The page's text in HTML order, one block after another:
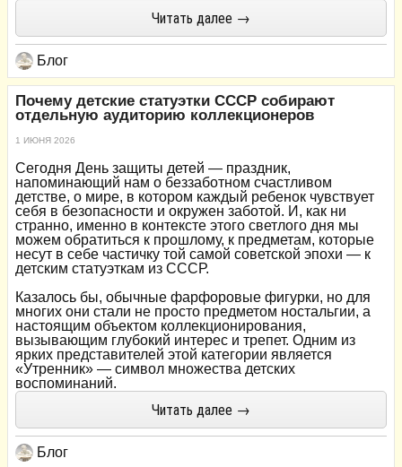
Читать далее →
Блог
Почему детские статуэтки СССР собирают
отдельную аудиторию коллекционеров
1 ИЮНЯ 2026
Сегодня День защиты детей — праздник,
напоминающий нам о беззаботном счастливом
детстве, о мире, в котором каждый ребенок чувствует
себя в безопасности и окружен заботой. И, как ни
странно, именно в контексте этого светлого дня мы
можем обратиться к прошлому, к предметам, которые
несут в себе частичку той самой советской эпохи — к
детским статуэткам из СССР.
Казалось бы, обычные фарфоровые фигурки, но для
многих они стали не просто предметом ностальгии, а
настоящим объектом коллекционирования,
вызывающим глубокий интерес и трепет. Одним из
ярких представителей этой категории является
«Утренник» — символ множества детских
воспоминаний.
Читать далее →
Блог